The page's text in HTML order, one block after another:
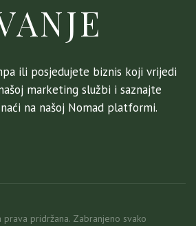
ili posjedujete biznis koji vrijedi
marketing službi i saznajte
na našoj Nomad platformi.
pridržana. Zabranjeno svako